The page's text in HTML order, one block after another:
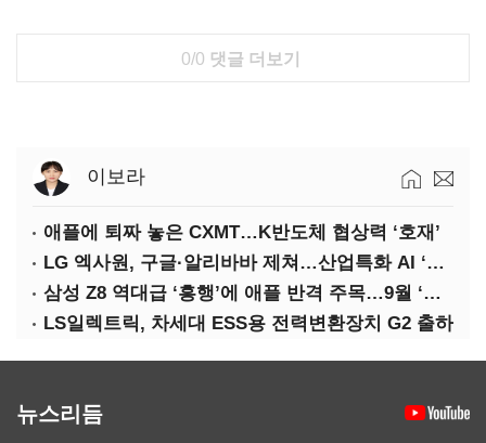
0/0 댓글 더보기
이보라
애플에 퇴짜 놓은 CXMT…K반도체 협상력 ‘호재’
LG 엑사원, 구글·알리바바 제쳐…산업특화 AI ‘속도’
삼성 Z8 역대급 ‘흥행’에 애플 반격 주목…9월 ‘폴더블 대전’
LS일렉트릭, 차세대 ESS용 전력변환장치 G2 출하
뉴스리듬